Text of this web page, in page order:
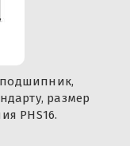
размер
PHS16.